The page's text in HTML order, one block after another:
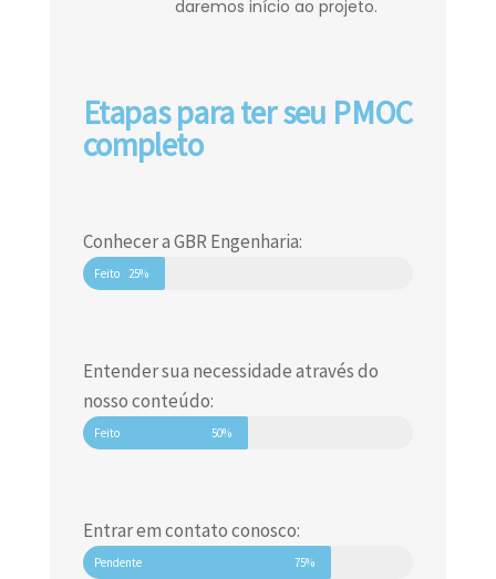
daremos início ao projeto.
Etapas para ter seu PMOC
completo
Conhecer a GBR Engenharia:
Feito 25%
Entender sua necessidade através do
nosso conteúdo:
Feito 50%
Entrar em contato conosco:
Pendente 75%